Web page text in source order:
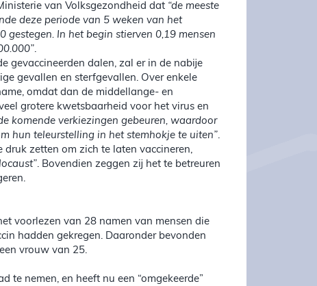
van Volksgezondheid dat “de meeste
deze periode van 5 weken van het
gestegen. In het begin stierven 0,19 mensen
.
gevaccineerden dalen, zal er in de nabije
gevallen en sterfgevallen. Over enkele
omdat dan de middellange- en
grotere kwetsbaarheid voor het virus en
komende verkiezingen gebeuren, waardoor
hun teleurstelling in het stemhokje te uiten”.
zetten om zich te laten vaccineren,
. Bovendien zeggen zij het te betreuren
voorlezen van 28 namen van mensen die
hadden gekregen. Daaronder bevonden
vrouw van 25.
te nemen, en heeft nu een “omgekeerde”